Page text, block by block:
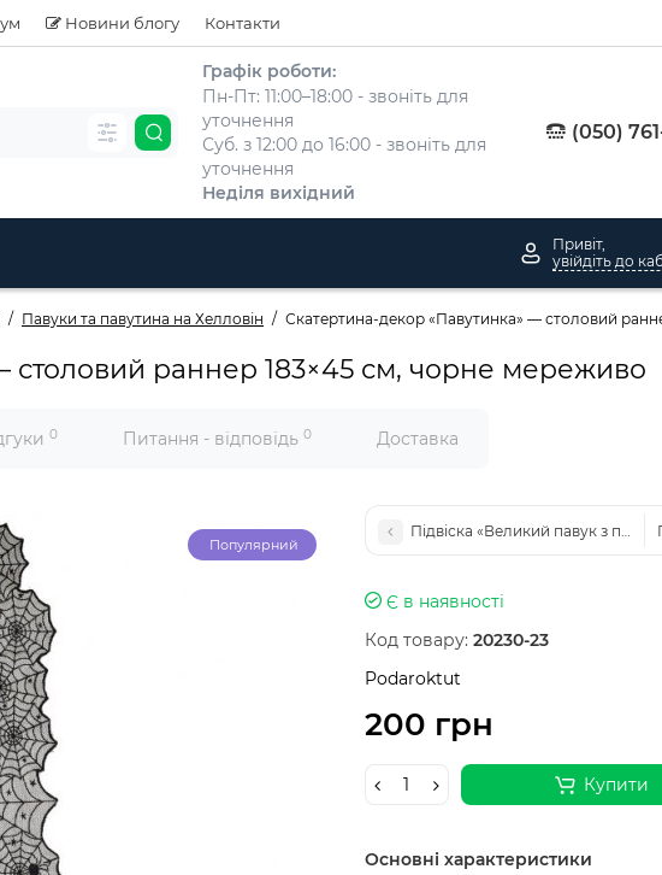
Новини блогу Контакти
Графік роботи:
Пн-Пт: 11:00–18:00 - звоніть для
уточнення
Суб. з 12:00 до 16:00 - звоніть для
уточнення
Неділя вихідний
(050)
Привіт,
Павуки та павутина на Хелловін Скатертина-декор «Павутинка» — столовий
столовий раннер 183×45 см, чорне мереживо
0 Питання - відповідь 0 Доставка
Популярний
Підвіска «Великий павук з
Є в наявності
Код товару: 20230-23
Podaroktut
200 грн
Купити
Основні характеристики